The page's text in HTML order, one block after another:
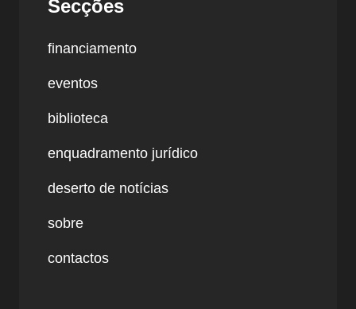
Secções
financiamento
eventos
biblioteca
enquadramento jurídico
deserto de notícias
sobre
contactos